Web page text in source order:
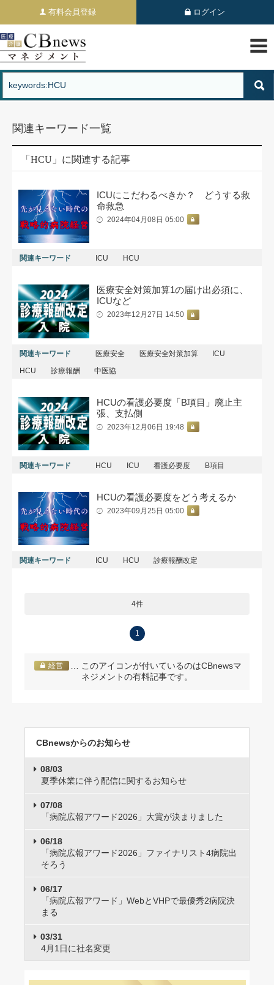
有料会員登録 ログイン
関連キーワード一覧
「HCU」に関連する記事
ICUにこだわるべきか？ どうする救
命救急
2024年04月08日 05:00
関連キーワード ICU HCU
医療安全対策加算1の届け出必須に、
ICUなど
2023年12月27日 14:50
関連キーワード 医療安全 医療安全対策加算
ICU
HCU
診療報酬 中医協
HCUの看護必要度「B項目」廃止主
張、支払側
2023年12月06日 19:48
関連キーワード HCU ICU 看護必要度 B項目
HCUの看護必要度をどう考えるか
2023年09月25日 05:00
関連キーワード ICU HCU 診療報酬改定
4件
1
経営
… このアイコンが付いているのはCBnewsマ
ネジメントの有料記事です。
CBnewsからのお知らせ
08/03
夏季休業に伴う配信に関するお知らせ
07/08
「病院広報アワード2026」大賞が決まりました
06/18
「病院広報アワード2026」ファイナリスト4病院出
そろう
06/17
「病院広報アワード」WebとVHPで最優秀2病院決
まる
03/31
4月1日に社名変更